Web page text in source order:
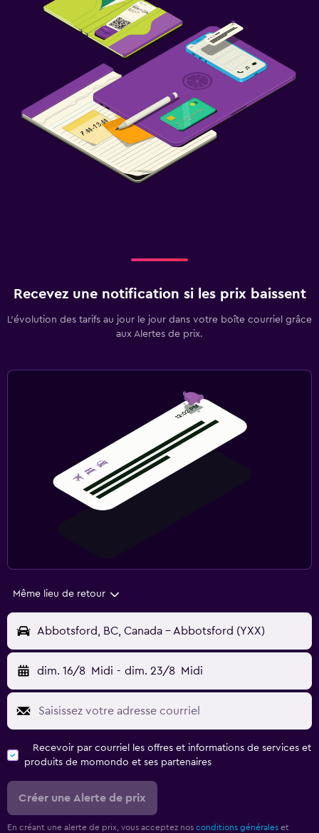
Recevez une notification si les prix baissent
L’évolution des tarifs au jour le jour dans votre boîte courriel grâce
aux Alertes de prix.
Même lieu de retour
Abbotsford, BC, Canada - Abbotsford (YXX)
dim. 16/8 Midi - dim. 23/8 Midi
Recevoir par courriel les offres et informations de services et
produits de momondo et ses partenaires
Créer une Alerte de prix
En créant une alerte de prix, vous acceptez nos conditions générales et